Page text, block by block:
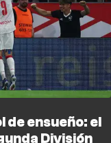
de ensueño: el
División